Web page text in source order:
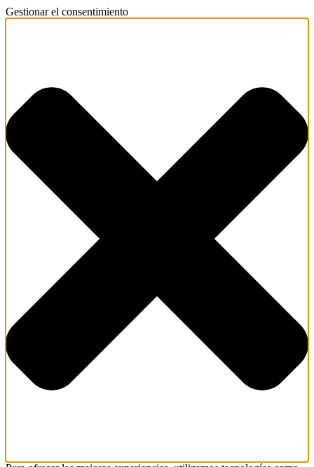
Gestionar el consentimiento